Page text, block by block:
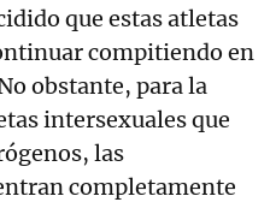
que estas atletas
compitiendo en
obstante, para la
intersexuales que
las
completamente